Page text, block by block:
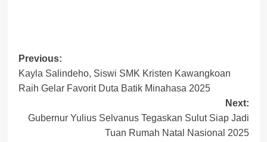
Post
navigation
Previous:
Kayla Salindeho, Siswi SMK Kristen Kawangkoan
Raih Gelar Favorit Duta Batik Minahasa 2025
Next:
Gubernur Yulius Selvanus Tegaskan Sulut Siap Jadi
Tuan Rumah Natal Nasional 2025